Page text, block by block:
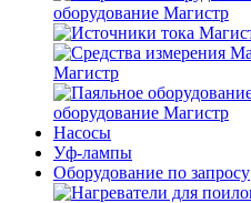
оборудование Магистр
Магистр
оборудование Магистр
Насосы
Уф-лампы
Оборудование по запросу